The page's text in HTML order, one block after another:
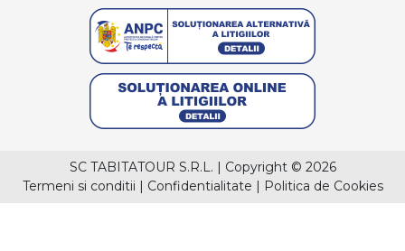
SC TABITATOUR S.R.L. | Copyright © 2026
Termeni si conditii | Confidentialitate | Politica de Cookies